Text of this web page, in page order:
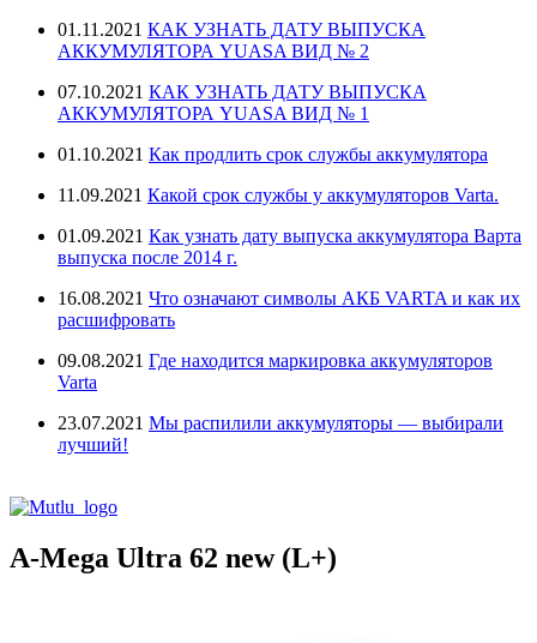
01.11.2021 КАК УЗНАТЬ ДАТУ ВЫПУСКА
АККУМУЛЯТОРА YUASA ВИД № 2
07.10.2021 КАК УЗНАТЬ ДАТУ ВЫПУСКА
АККУМУЛЯТОРА YUASA ВИД № 1
01.10.2021 Как продлить срок службы аккумулятора
11.09.2021 Какой срок службы у аккумуляторов Varta.
01.09.2021 Как узнать дату выпуска аккумулятора Варта
выпуска после 2014 г.
16.08.2021 Что означают символы АКБ VARTA и как их
расшифровать
09.08.2021 Где находится маркировка аккумуляторов
Varta
23.07.2021 Мы распилили аккумуляторы — выбирали
лучший!
A-Mega Ultra 62 new (L+)